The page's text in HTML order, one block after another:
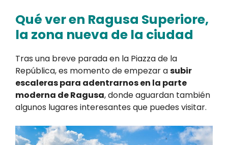
Qué ver en Ragusa Superiore,
la zona nueva de la ciudad
Tras una breve parada en la Piazza de la
República, es momento de empezar asubir
escaleras para adentrarnos en la parte
moderna de Ragusa, donde aguardan también
algunos lugares interesantes que puedes visitar.